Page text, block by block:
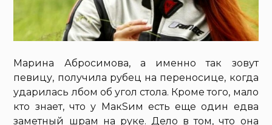
Марина Абросимова, а именно так зовут
певицу, получила рубец на переносице, когда
ударилась лбом об угол стола. Кроме того, мало
кто знает, что у МакSим есть еще один едва
заметный шрам на руке. Дело в том, что она